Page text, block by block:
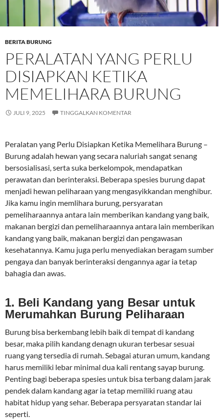
BERITA BURUNG
PERALATAN YANG PERLU
DISIAPKAN KETIKA
MEMELIHARA BURUNG
JULI 9, 2025 TINGGALKAN KOMENTAR
Peralatan yang Perlu Disiapkan Ketika Memelihara Burung –
Burung adalah hewan yang secara naluriah sangat senang
bersosialisasi, serta suka berkelompok, mendapatkan
perawatan dan berinteraksi. Beberapa spesies burung dapat
menjadi hewan peliharaan yang mengasyikkandan menghibur.
Jika kamu ingin memlihara burung, persyaratan
pemeliharaannya antara lain memberikan kandang yang baik,
makanan bergizi dan pemeliharaannya antara lain memberikan
kandang yang baik, makanan bergizi dan pengawasan
kesehatannya. Kamu juga perlu menyediakan beragam sumber
pengaya dan banyak berinteraksi dengannya agar ia tetap
bahagia dan awas.
1. Beli Kandang yang Besar untuk
Merumahkan Burung Peliharaan
Burung bisa berkembang lebih baik di tempat di kandang
besar, maka pilih kandang denagn ukuran terbesar sesuai
ruang yang tersedia di rumah. Sebagai aturan umum, kandang
harus memiliki lebar minimal dua kali rentang sayap burung.
Penting bagi beberapa spesies untuk bisa terbang dalam jarak
pendek dalam kandang agar ia tetap memiliki ruang atau
habitat hidup yang sehar. Beberapa persyaratan standar lai
seperti.